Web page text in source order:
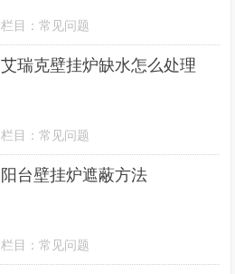
栏目：常见问题
艾瑞克壁挂炉缺水怎么处理
栏目：常见问题
阳台壁挂炉遮蔽方法
栏目：常见问题